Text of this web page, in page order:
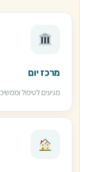
מרכז יום
מגיעים לטיפול